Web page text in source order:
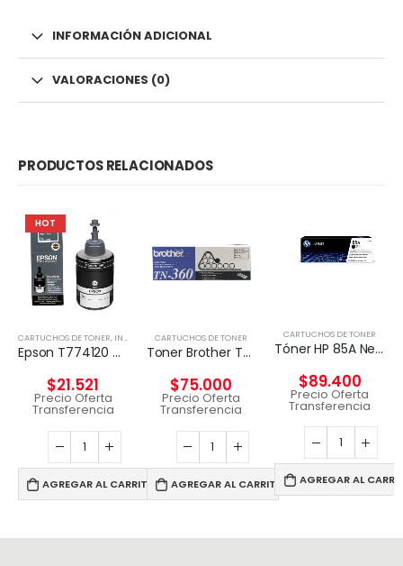
INFORMACIÓN ADICIONAL
VALORACIONES (0)
PRODUCTOS RELACIONADOS
HOT
CARTUCHOS DE TONER, INSUMOS IMPRESORAS
Epson T774120 cartucho de tinta 1 pieza(s) Original Negro
$21.521
Precio Oferta
Transferencia
AGREGAR AL CARRITO
CARTUCHOS DE TONER
Toner Brother Tn-360 Original
$75.000
Precio Oferta
Transferencia
AGREGAR AL CARRITO
CARTUCHOS DE TONER
Tóner HP 85A Negro Original
$89.400
Precio Oferta
Transferencia
AGREGAR AL